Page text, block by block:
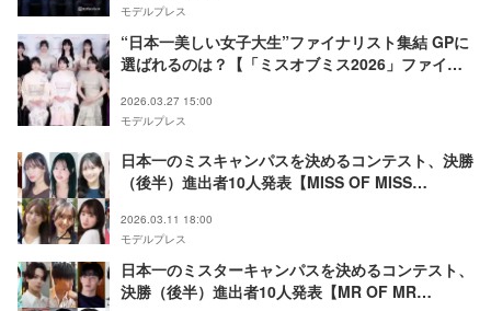
モデルプレス
“日本一美しい女子大生”ファイナリスト集結 GPに
選ばれるのは？【「ミスオブミス2026」ファイナ
2026.03.27 15:00
モデルプレス
日本一のミスキャンパスを決めるコンテスト、決勝
（後半）進出者10人発表【MISS OF MISS
2026.03.11 18:00
モデルプレス
日本一のミスターキャンパスを決めるコンテスト、
決勝（後半）進出者10人発表【MR OF MR